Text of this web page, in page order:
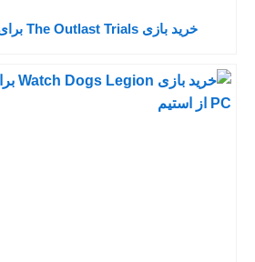
خرید بازی The Outlast Trials برای PC